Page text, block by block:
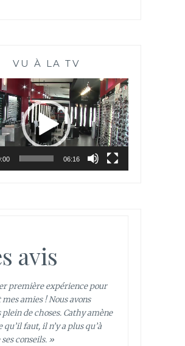
VU À LA TV
06:16
avis
première expérience pour
amies ! Nous avons
de choses. Cathy amène
qu’il faut, il n’y a plus qu’à
conseils. »